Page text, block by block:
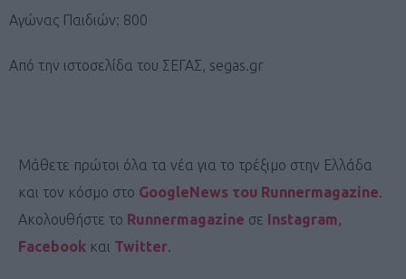
Αγώνας Παιδιών: 800
Από την ιστοσελίδα του ΣΕΓΑΣ, segas.gr
Μάθετε πρώτοι όλα τα νέα για το τρέξιμο στην Ελλάδα
και τον κόσμο στο GoogleNews του Runnermagazine.
Ακολουθήστε το Runnermagazine σε Instagram,
Facebook και Twitter.